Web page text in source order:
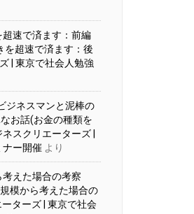
速で済ます：前編
を超速で済ます：後
| 東京で社会人勉強
ジネスマンと泥棒の
お話(お金の種類を
スクリエーターズ |
ナー開催 より
えた場合の考察
模から考えた場合の
ターズ | 東京で社会